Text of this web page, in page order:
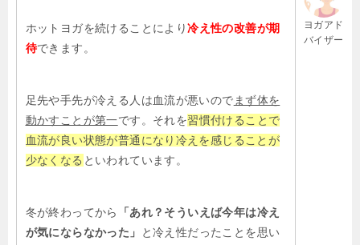
ヨガアド
バイザー
ホットヨガを続けることにより冷え性の改善が期
待できます。
足先や手先が冷える人は血流が悪いのでまず体を
動かすことが第一です。それを習慣付けることで
血流が良い状態が普通になり冷えを感じることが
少なくなる といわれています。
冬が終わってから
「あれ？そういえば今年は冷え
が気にならなかった」
と冷え性だったことを思い